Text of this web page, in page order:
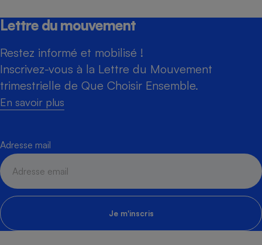
Lettre du mouvement
Restez informé et mobilisé !
Inscrivez-vous à la Lettre du Mouvement
trimestrielle de Que Choisir Ensemble.
En savoir plus
Adresse mail
Je m'inscris